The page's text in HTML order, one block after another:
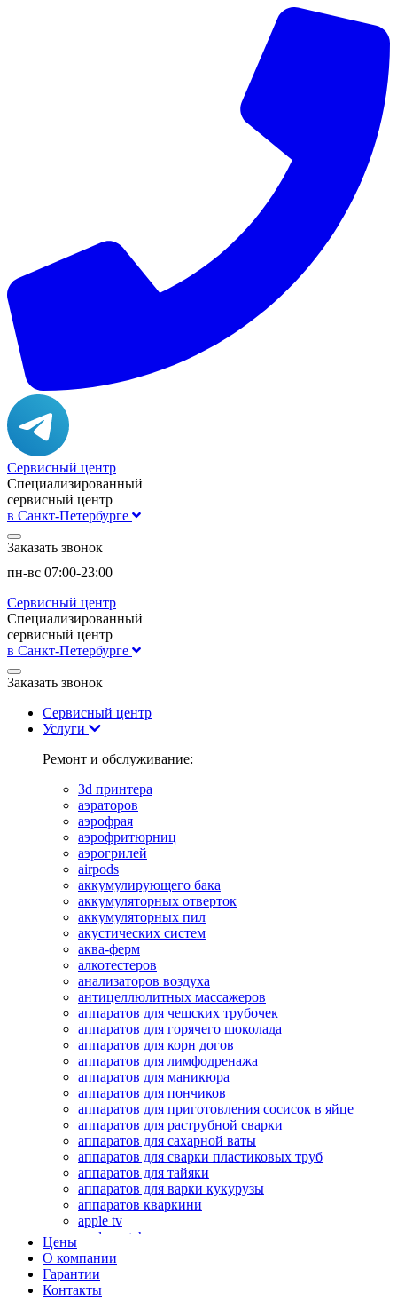
Сервисный центр
Специализированный
сервисный центр
в Санкт-Петербурге
Заказать звонок
пн-вс 07:00-23:00
Сервисный центр
Специализированный
сервисный центр
в Санкт-Петербурге
Заказать звонок
Сервисный центр
Услуги
Ремонт и обслуживание:
3d принтера
аэраторов
аэрофрая
аэрофритюрниц
аэрогрилей
airpods
аккумулирующего бака
аккумуляторных отверток
аккумуляторных пил
акустических систем
аква-ферм
алкотестеров
анализаторов воздуха
антицеллюлитных массажеров
аппаратов для чешских трубочек
аппаратов для горячего шоколада
аппаратов для корн догов
аппаратов для лимфодренажа
аппаратов для маникюра
аппаратов для пончиков
аппаратов для приготовления сосисок в яйце
аппаратов для раструбной сварки
аппаратов для сахарной ваты
аппаратов для сварки пластиковых труб
аппаратов для тайяки
аппаратов для варки кукурузы
аппаратов кваркини
apple tv
apple watch
аромадиффузоров
аромастанций
ароматизаторов воздуха
аудиоплееров
Цены
О компании
Гарантии
Контакты